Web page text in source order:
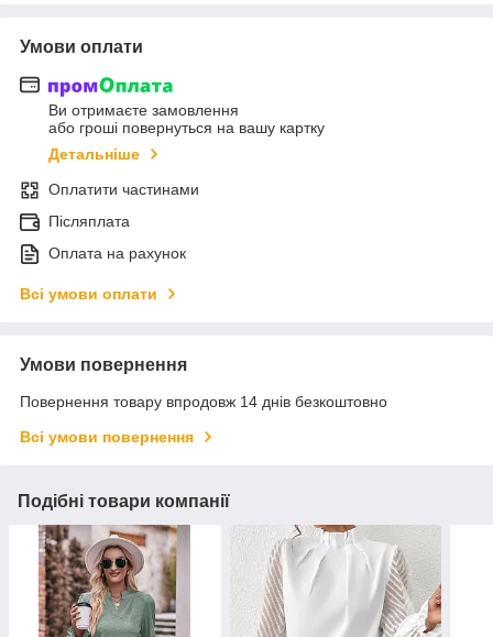
Умови оплати
Ви отримаєте замовлення
або гроші повернуться на вашу картку
Детальніше
Оплатити частинами
Післяплата
Оплата на рахунок
Всі умови оплати
Умови повернення
Повернення товару впродовж 14 днів безкоштовно
Всі умови повернення
Подібні товари компанії